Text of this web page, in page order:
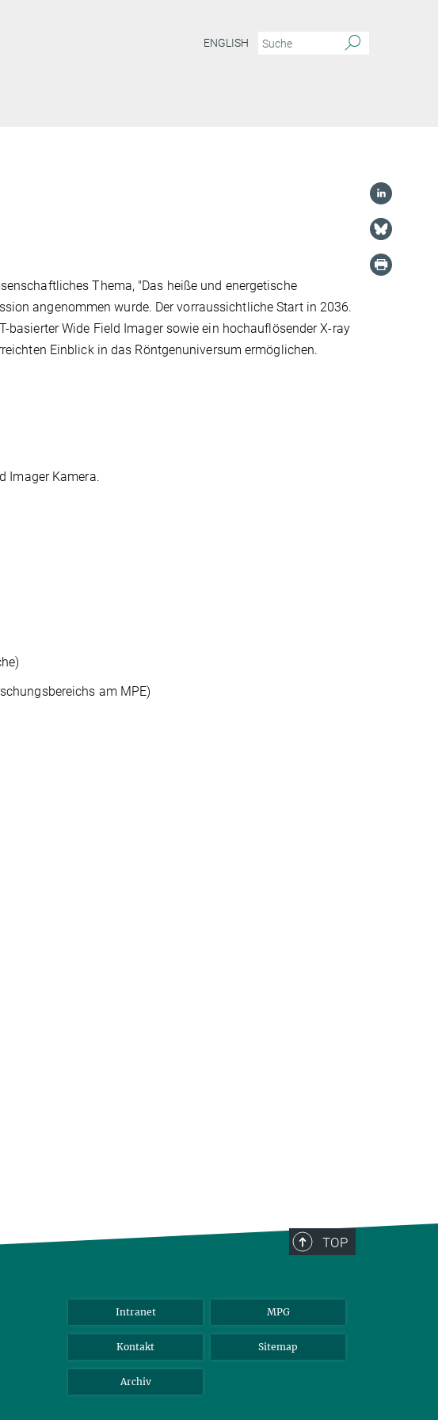
ENGLISH
Thema, "Das heiße und energetische
angenommen wurde. Der vorraussichtliche Start in 2036.
basierter Wide Field Imager sowie ein hochauflösender X-ray
Einblick in das Röntgenuniversum ermöglichen.
Imager Kamera.
am MPE)
TOP
Intranet MPG
Kontakt Sitemap
Archiv